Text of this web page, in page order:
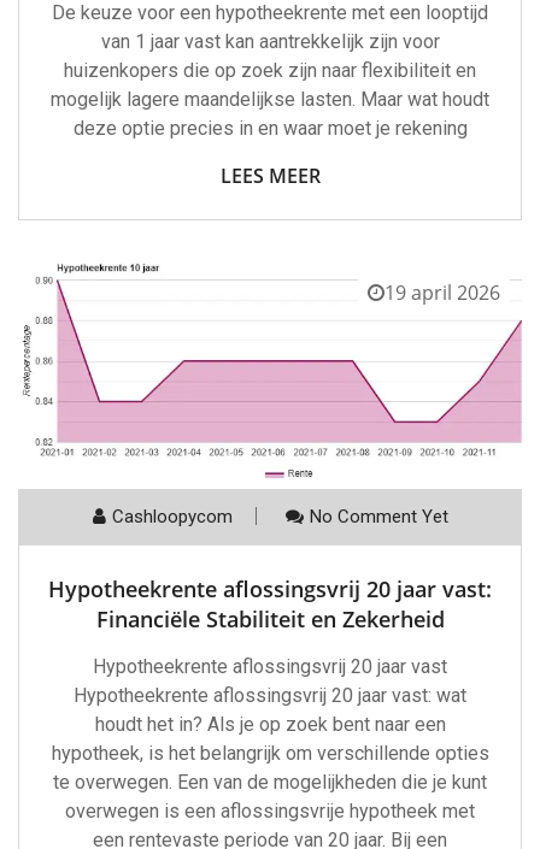
De keuze voor een hypotheekrente met een looptijd
van 1 jaar vast kan aantrekkelijk zijn voor
huizenkopers die op zoek zijn naar flexibiliteit en
mogelijk lagere maandelijkse lasten. Maar wat houdt
deze optie precies in en waar moet je rekening
LEES MEER
19 april 2026
Cashloopycom No Comment Yet
Hypotheekrente aflossingsvrij 20 jaar vast:
Financiële Stabiliteit en Zekerheid
Hypotheekrente aflossingsvrij 20 jaar vast
Hypotheekrente aflossingsvrij 20 jaar vast: wat
houdt het in? Als je op zoek bent naar een
hypotheek, is het belangrijk om verschillende opties
te overwegen. Een van de mogelijkheden die je kunt
overwegen is een aflossingsvrije hypotheek met
een rentevaste periode van 20 jaar. Bij een